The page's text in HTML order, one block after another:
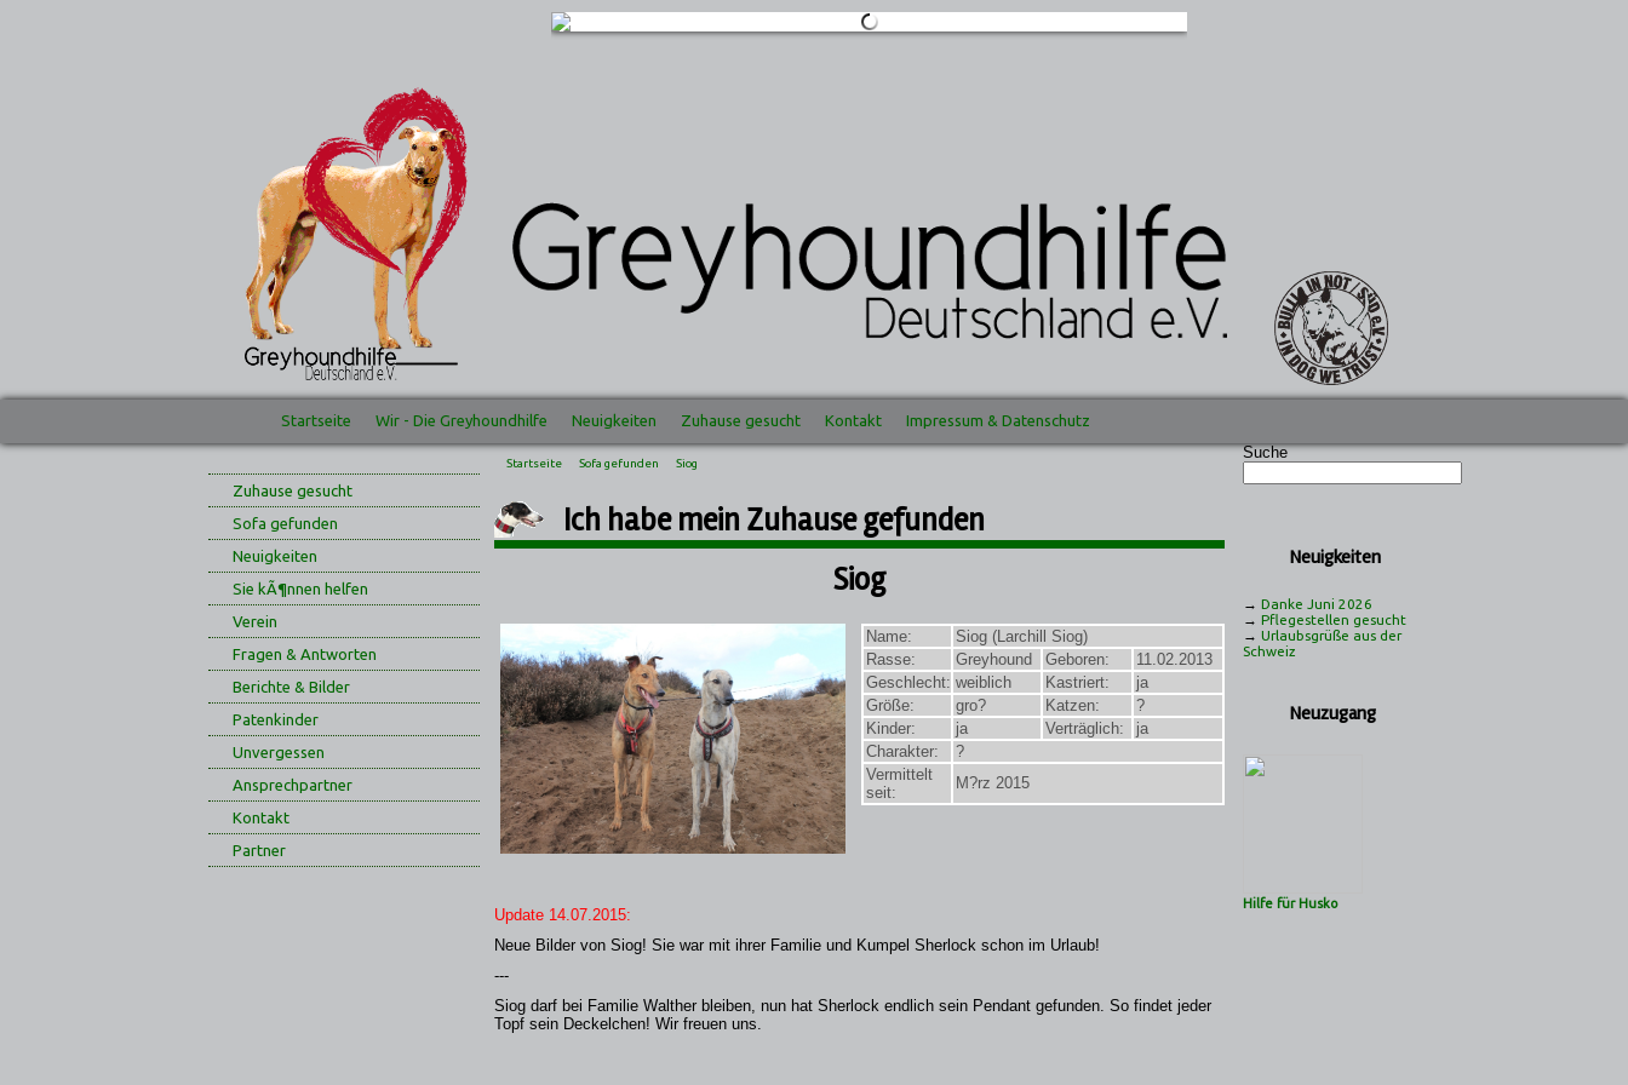
Startseite Wir - Die Greyhoundhilfe Neuigkeiten Zuhause gesucht Kontakt Impressum & Datenschutz
Zuhause gesucht
Sofa gefunden
Neuigkeiten
Sie kÃ¶nnen helfen
Verein
Fragen & Antworten
Berichte & Bilder
Patenkinder
Unvergessen
Ansprechpartner
Kontakt
Partner
Startseite Sofa gefunden Siog
Ich habe mein Zuhause gefunden
Siog
Name:
Siog (Larchill Siog)
Rasse:
Greyhound Geboren:
11.02.2013
Geschlecht: weiblich Kastriert:
ja
Größe:
gro? Katzen:
?
Kinder:
ja Verträglich:
ja
Charakter:
?
Vermittelt
seit:
M?rz 2015
Update 14.07.2015:
Neue Bilder von Siog! Sie war mit ihrer Familie und Kumpel Sherlock schon im Urlaub!
---
Siog darf bei Familie Walther bleiben, nun hat Sherlock endlich sein Pendant gefunden. So findet jeder
Topf sein Deckelchen! Wir freuen uns.
Suche
Neuigkeiten
→ Danke Juni 2026
→ Pflegestellen gesucht
→ Urlaubsgrüße aus der
Schweiz
Neuzugang
Hilfe für Husko